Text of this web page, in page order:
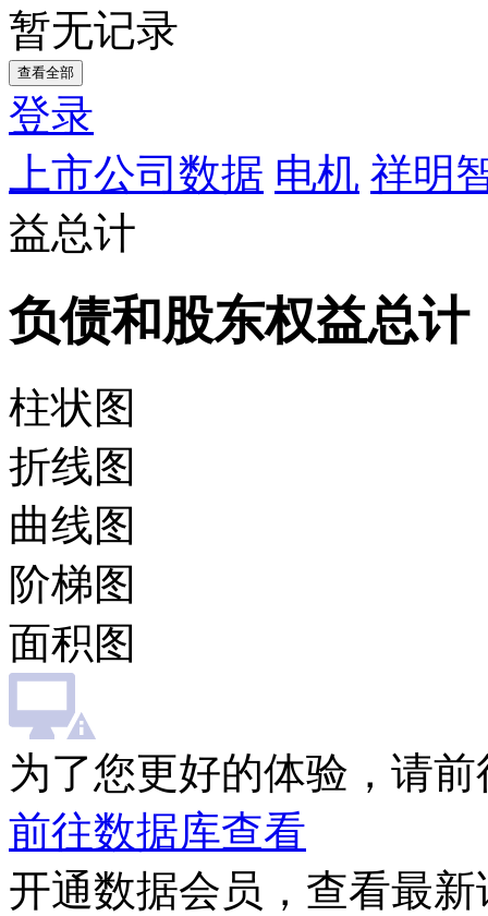
暂无记录
查看全部
登录
上市公司数据 电机 祥明
益总计
负债和股东权益总计
柱状图
折线图
曲线图
阶梯图
面积图
为了您更好的体验，请
前往数据库查看
开通数据会员，查看最